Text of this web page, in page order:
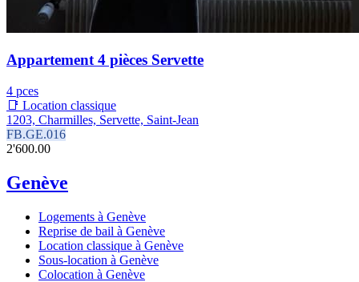
Appartement 4 pièces Servette
4 pces
📑 Location classique
1203, Charmilles, Servette, Saint-Jean
FB.GE.016
2'600.00
Genève
Logements à Genève
Reprise de bail à Genève
Location classique à Genève
Sous-location à Genève
Colocation à Genève